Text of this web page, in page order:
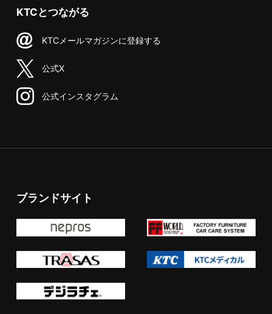
KTCとつながる
KTCメールマガジンに登録する
公式X
公式インスタグラム
ブランドサイト